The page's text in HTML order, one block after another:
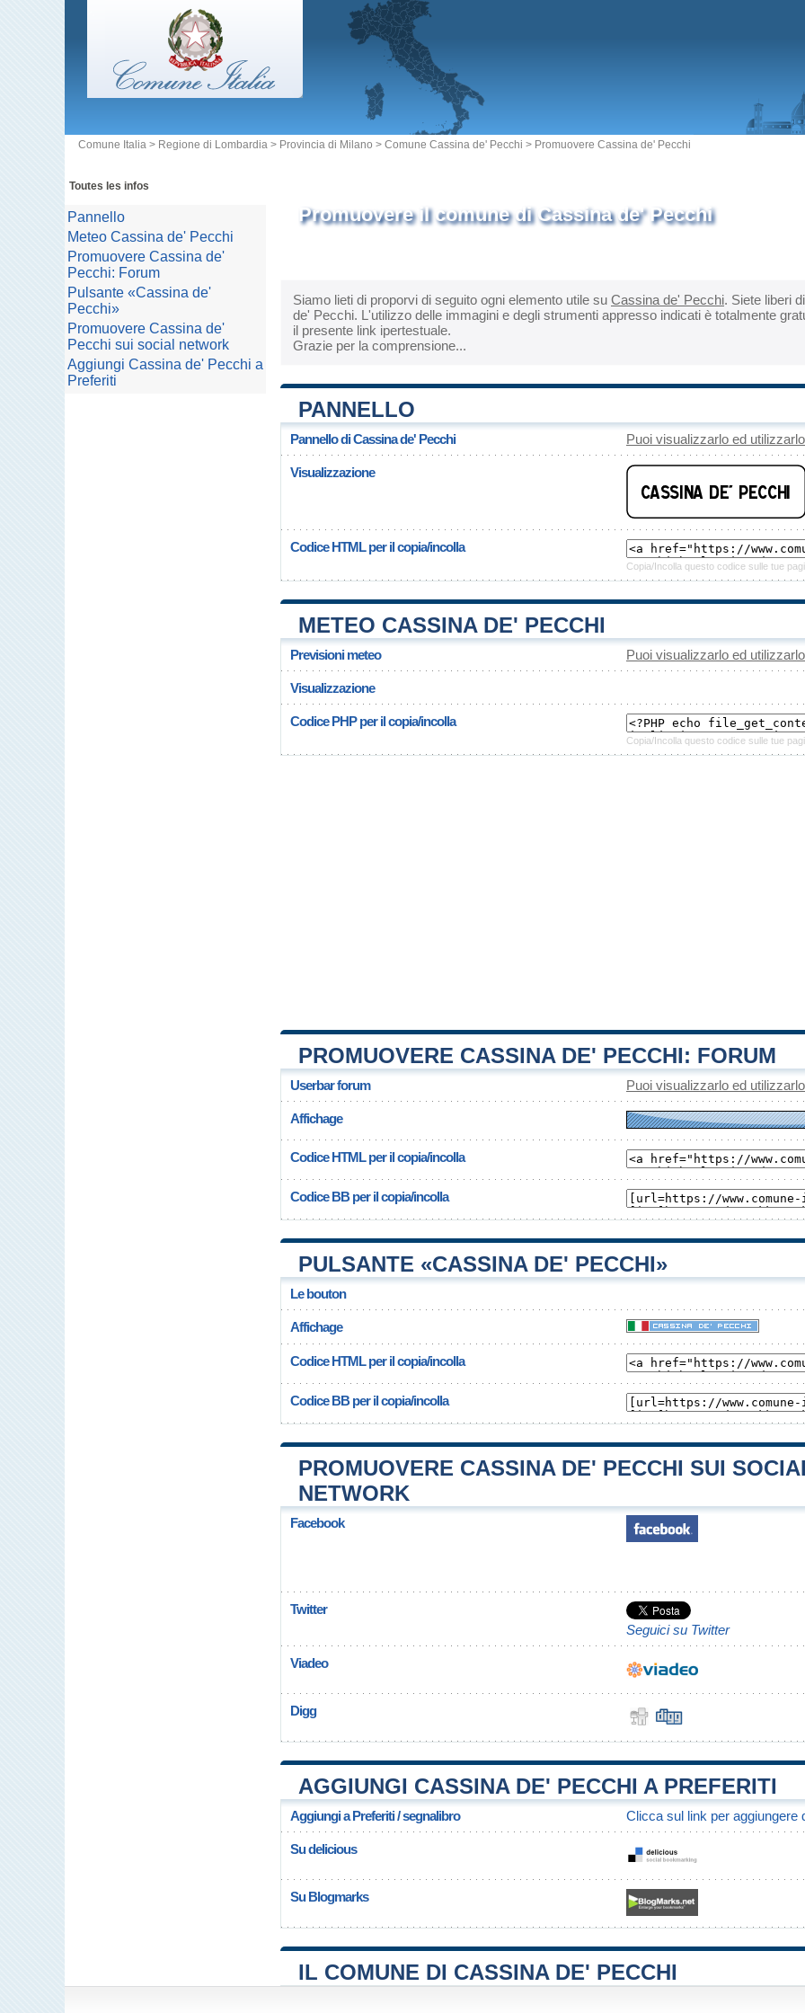
Comune Italia > Regione di Lombardia > Provincia di Milano > Comune Cassina de' Pecchi > Promuovere Cassina de' Pecchi
Promuovere il comune di Cassina de' Pecchi
Siamo lieti di proporvi di seguito ogni elemento utile su Cassina de' Pecchi. Siete liberi
de' Pecchi. L'utilizzo delle immagini e degli strumenti appresso indicati è totalmente
il presente link ipertestuale.
Grazie per la comprensione...
PANNELLO
Pannello di Cassina de' Pecchi Puoi visualizzarlo ed
Visualizzazione
Codice HTML per il copia/incolla
Copia/Incolla questo codice sulle tue
METEO CASSINA DE' PECCHI
Previsioni meteo Puoi visualizzarlo ed
Visualizzazione
Codice PHP per il copia/incolla
Copia/Incolla questo codice sulle tue
PROMUOVERE CASSINA DE' PECCHI: FORUM
Userbar forum Puoi visualizzarlo ed
Affichage
Codice HTML per il copia/incolla
Codice BB per il copia/incolla
PULSANTE «CASSINA DE' PECCHI»
Le bouton
Affichage
Codice HTML per il copia/incolla
Codice BB per il copia/incolla
PROMUOVERE CASSINA DE' PECCHI SUI
NETWORK
Facebook
Twitter
Seguici su Twitter
Viadeo
Digg
AGGIUNGI CASSINA DE' PECCHI A PREFERITI
Aggiungi a Preferiti / segnalibro Clicca sul link per aggiungere
Su delicious
Su Blogmarks
IL COMUNE DI CASSINA DE' PECCHI
Toutes les infos
Pannello
Meteo Cassina de' Pecchi
Promuovere Cassina de'
Pecchi: Forum
Pulsante «Cassina de'
Pecchi»
Promuovere Cassina de'
Pecchi sui social network
Aggiungi Cassina de' Pecchi a
Preferiti